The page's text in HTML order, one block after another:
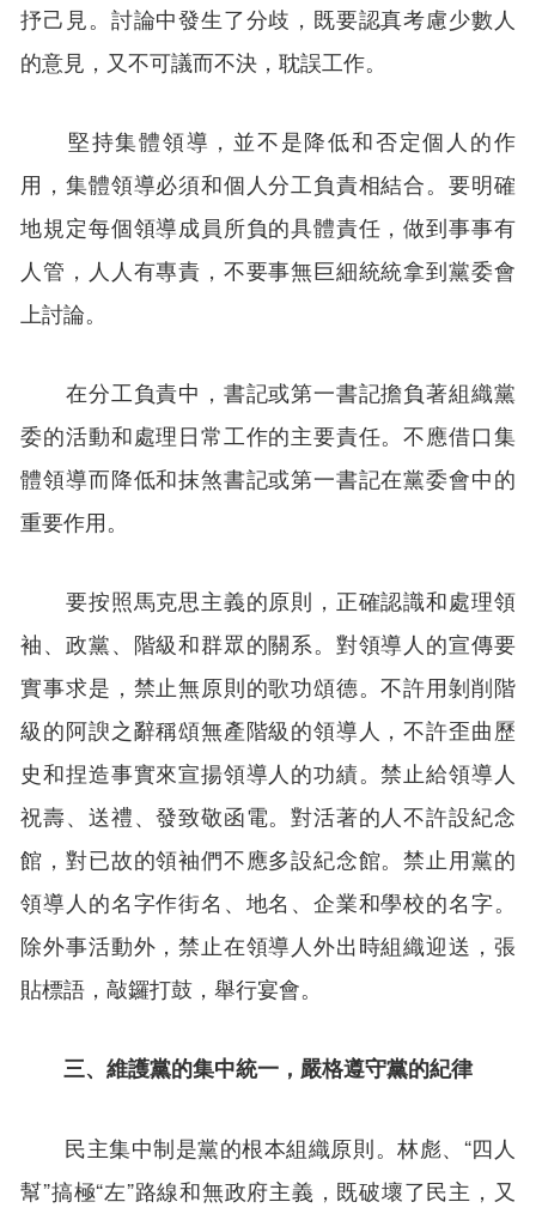
抒己見。討論中發生了分歧，既要認真考慮少數人
的意見，又不可議而不決，耽誤工作。
堅持集體領導，並不是降低和否定個人的作
用，集體領導必須和個人分工負責相結合。要明確
地規定每個領導成員所負的具體責任，做到事事有
人管，人人有專責，不要事無巨細統統拿到黨委會
上討論。
在分工負責中，書記或第一書記擔負著組織黨
委的活動和處理日常工作的主要責任。不應借口集
體領導而降低和抹煞書記或第一書記在黨委會中的
重要作用。
要按照馬克思主義的原則，正確認識和處理領
袖、政黨、階級和群眾的關系。對領導人的宣傳要
實事求是，禁止無原則的歌功頌德。不許用剝削階
級的阿諛之辭稱頌無產階級的領導人，不許歪曲歷
史和捏造事實來宣揚領導人的功績。禁止給領導人
祝壽、送禮、發致敬函電。對活著的人不許設紀念
館，對已故的領袖們不應多設紀念館。禁止用黨的
領導人的名字作街名、地名、企業和學校的名字。
除外事活動外，禁止在領導人外出時組織迎送，張
貼標語，敲鑼打鼓，舉行宴會。
三、維護黨的集中統一，嚴格遵守黨的紀律
民主集中制是黨的根本組織原則。林彪、“四人
幫”搞極“左”路線和無政府主義，既破壞了民主，又